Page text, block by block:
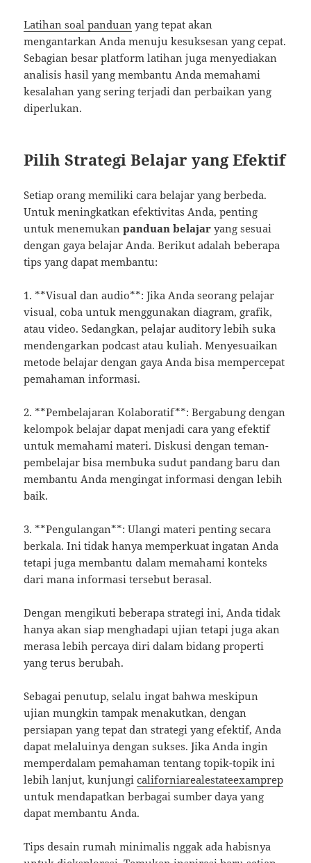
Latihan soal panduan yang tepat akan
mengantarkan Anda menuju kesuksesan yang cepat.
Sebagian besar platform latihan juga menyediakan
analisis hasil yang membantu Anda memahami
kesalahan yang sering terjadi dan perbaikan yang
diperlukan.
Pilih Strategi Belajar yang Efektif
Setiap orang memiliki cara belajar yang berbeda.
Untuk meningkatkan efektivitas Anda, penting
untuk menemukanpanduan belajar yang sesuai
dengan gaya belajar Anda. Berikut adalah beberapa
tips yang dapat membantu:
1. **Visual dan audio**: Jika Anda seorang pelajar
visual, coba untuk menggunakan diagram, grafik,
atau video. Sedangkan, pelajar auditory lebih suka
mendengarkan podcast atau kuliah. Menyesuaikan
metode belajar dengan gaya Anda bisa mempercepat
pemahaman informasi.
2. **Pembelajaran Kolaboratif**: Bergabung dengan
kelompok belajar dapat menjadi cara yang efektif
untuk memahami materi. Diskusi dengan teman-
pembelajar bisa membuka sudut pandang baru dan
membantu Anda mengingat informasi dengan lebih
baik.
3. **Pengulangan**: Ulangi materi penting secara
berkala. Ini tidak hanya memperkuat ingatan Anda
tetapi juga membantu dalam memahami konteks
dari mana informasi tersebut berasal.
Dengan mengikuti beberapa strategi ini, Anda tidak
hanya akan siap menghadapi ujian tetapi juga akan
merasa lebih percaya diri dalam bidang properti
yang terus berubah.
Sebagai penutup, selalu ingat bahwa meskipun
ujian mungkin tampak menakutkan, dengan
persiapan yang tepat dan strategi yang efektif, Anda
dapat melaluinya dengan sukses. Jika Anda ingin
memperdalam pemahaman tentang topik-topik ini
lebih lanjut, kunjungicaliforniarealestateexamprep
untuk mendapatkan berbagai sumber daya yang
dapat membantu Anda.
Tips desain rumah minimalis nggak ada habisnya